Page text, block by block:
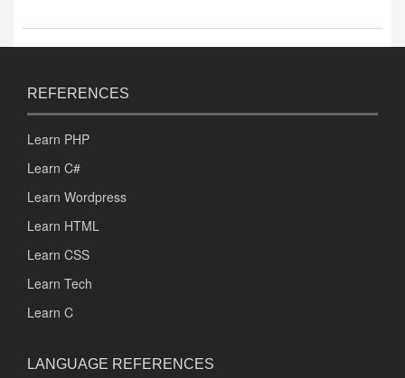
REFERENCES
Learn PHP
Learn C#
Learn Wordpress
Learn HTML
Learn CSS
Learn Tech
Learn C
LANGUAGE REFERENCES